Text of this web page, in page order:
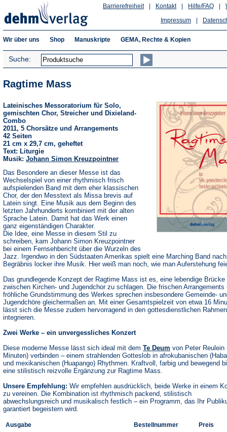
Hilfe/FAQ
Kontakt
Barrierefreiheit
Impressum
Wir über uns Shop Manuskripte GEMA, Rechte & Kopien
Suche:
Ragtime Mass
Lateinisches Messoratorium für Solo,
gemischten Chor, Streicher und Dixieland-
Combo
2011, 5 Chorsätze und Arrangements
42 Seiten
21 cm x 29,7 cm, geheftet
Text: Liturgie
Musik: Johann Simon Kreuzpointner
Das Besondere an dieser Messe ist das
Wechselspiel von einer rhythmisch frisch
aufspielenden Band mit dem eher klassischen
Chor, der den Messtext als Missa brevis auf
Latein singt. Eine Musik aus dem Beginn des
letzten Jahrhunderts kombiniert mit der alten
Sprache Latein. Damit hat das Werk einen
ganz eigenständigen Charakter.
Die Idee, eine Messe in diesem Stil zu
schreiben, kam Johann Simon Kreuzpointner
bei einem Fernsehbericht über die Wurzeln des
Jazz. Irgendwo in den Südstaaten Amerikas spielt eine Marching Band
Begräbnis locker ihre Musik. Hier weiß man noch, wie man Auferstehung
Das grundlegende Konzept der Ragtime Mass ist es, eine lebendige Brücke
zwischen Kirchen- und Jugendchor zu schlagen. Die frischen Arrangements
fröhliche Grundstimmung des Werkes sprechen insbesondere Gemeinde-
Jugendchöre gleichermaßen an. Mit einer Gesamtspielzeit von etwa 16
lässt sich die Messe zudem hervorragend in den gottesdienstlichen Rahmen
integrieren.
Zwei Werke – ein unvergessliches Konzert
Diese moderne Messe lässt sich ideal mit dem Te Deum von Peter Reulein
Minuten) verbinden – einem strahlenden Gotteslob in afrokubanischen
und mexikanischen (Huapango) Rhythmen. Kraftvoll, farbig und bewegend
eine stilistisch reizvolle Ergänzung zur Ragtime Mass.
Unsere Empfehlung: Wir empfehlen ausdrücklich, beide Werke in einem
zu vereinen. Die Kombination ist rhythmisch packend, stilistisch
abwechslungsreich und musikalisch festlich – ein Programm, das Ihr
garantiert begeistern wird.
Ausgabe Bestellnummer
Preis